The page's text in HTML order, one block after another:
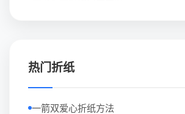
热门折纸
一箭双爱心折纸方法